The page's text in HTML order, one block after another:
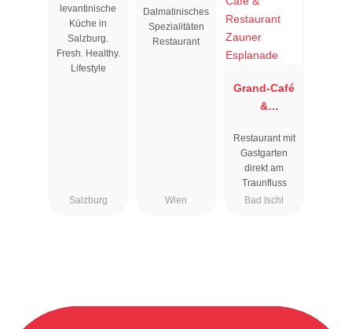
levantinische
Küche in
Salzburg.
Fresh. Healthy.
Lifestyle
Salzburg
Dalmatinisches
Spezialitäten
Restaurant
Wien
Grand-Café
&
Zauner
Esplanade
Restaurant mit
Gastgarten
direkt am
Traunfluss
Bad Ischl